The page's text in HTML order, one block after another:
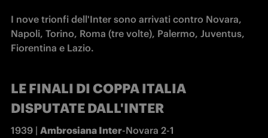
I nove trionfi dell'Inter sono arrivati contro Novara,
Napoli, Torino, Roma (tre volte), Palermo, Juventus,
Fiorentina e Lazio.
LE FINALI DI COPPA ITALIA
DISPUTATE DALL'INTER
1939 | Ambrosiana Inter-Novara 2-1